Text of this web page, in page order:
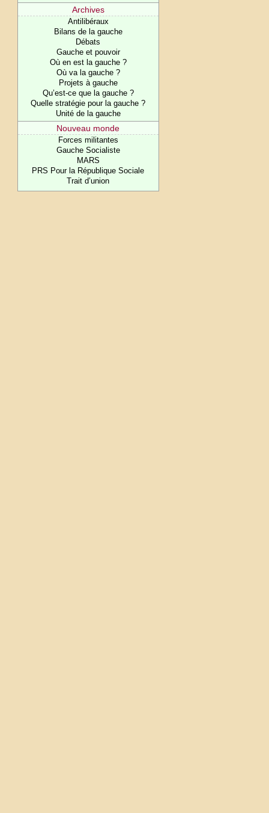
Archives
Antilibéraux
Bilans de la gauche
Débats
Gauche et pouvoir
Où en est la gauche ?
Où va la gauche ?
Projets à gauche
Qu’est-ce que la gauche ?
Quelle stratégie pour la gauche ?
Unité de la gauche
Nouveau monde
Forces militantes
Gauche Socialiste
MARS
PRS Pour la République Sociale
Trait d’union